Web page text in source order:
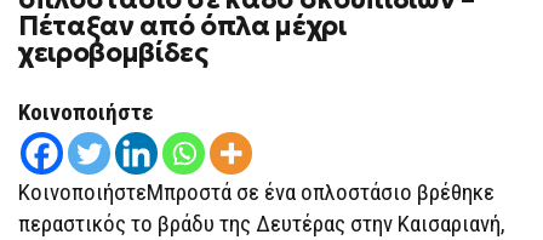
ΟΛΌΚΛΗΡΟ
ΟΠΛΟΣΤΆΣΙΟ
ΣΕ
ΧΕΙΡΟΒΟΜΒΊΔΕΣ
Πέταξαν από όπλα μέχρι
χειροβομβίδες
Κοινοποιήστε
ΚοινοποιήστεΜπροστά σε ένα οπλοστάσιο βρέθηκε
περαστικός το βράδυ της Δευτέρας στην Καισαριανή,